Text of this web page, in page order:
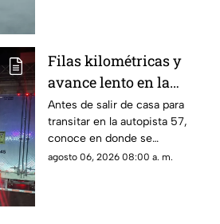
Filas kilométricas y
avance lento en la
autopista 57: los tramos
colapsados este jueves
6 de agosto
Antes de salir de casa para
transitar en la autopista 57,
conoce en donde se
encuentran las zonas más
agosto 06, 2026 08:00 a. m.